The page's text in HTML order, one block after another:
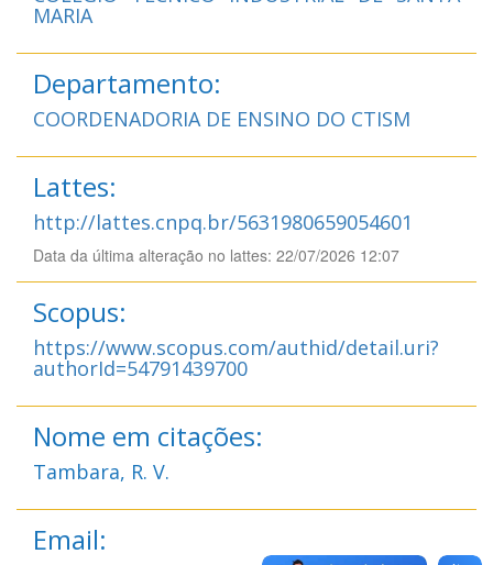
MARIA
Departamento:
COORDENADORIA DE ENSINO DO CTISM
Lattes:
http://lattes.cnpq.br/5631980659054601
Data da última alteração no lattes: 22/07/2026 12:07
Scopus:
https://www.scopus.com/authid/detail.uri?
authorId=54791439700
Nome em citações:
Tambara, R. V.
Email: